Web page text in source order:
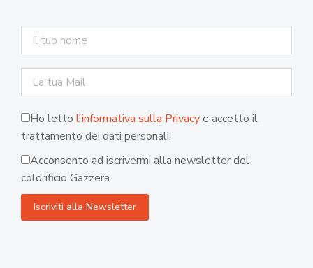
Ho letto l'informativa sulla Privacye accetto il
trattamento dei dati personali.
Acconsento ad iscrivermi alla newsletter del
colorificio Gazzera